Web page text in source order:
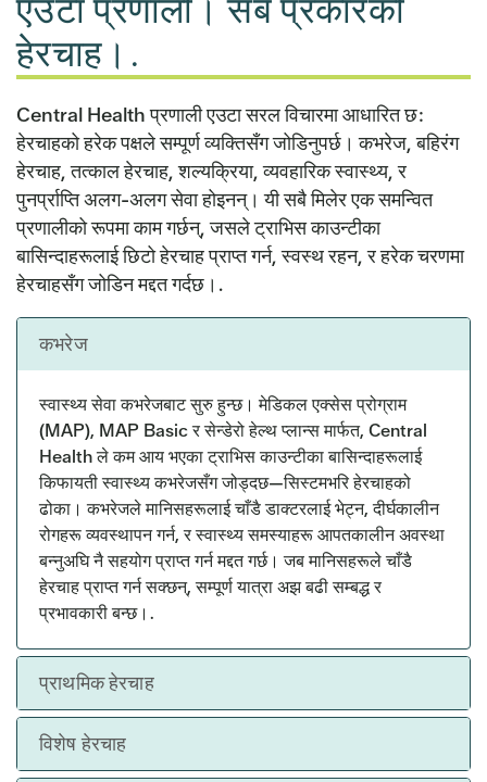
एउटा प्रणाली। सबै प्रकारको
हेरचाह।.
Central Health प्रणाली एउटा सरल विचारमा आधारित छ:
हेरचाहको हरेक पक्षले सम्पूर्ण व्यक्तिसँग जोडिनुपर्छ। कभरेज, बहिरंग
हेरचाह, तत्काल हेरचाह, शल्यक्रिया, व्यवहारिक स्वास्थ्य, र
पुनर्प्राप्ति अलग-अलग सेवा होइनन्। यी सबै मिलेर एक समन्वित
प्रणालीको रूपमा काम गर्छन्, जसले ट्राभिस काउन्टीका
बासिन्दाहरूलाई छिटो हेरचाह प्राप्त गर्न, स्वस्थ रहन, र हरेक चरणमा
हेरचाहसँग जोडिन मद्दत गर्दछ।.
कभरेज
स्वास्थ्य सेवा कभरेजबाट सुरु हुन्छ। मेडिकल एक्सेस प्रोग्राम
(MAP), MAP Basic र सेन्डेरो हेल्थ प्लान्स मार्फत, Central
Health ले कम आय भएका ट्राभिस काउन्टीका बासिन्दाहरूलाई
किफायती स्वास्थ्य कभरेजसँग जोड्दछ—सिस्टमभरि हेरचाहको
ढोका। कभरेजले मानिसहरूलाई चाँडै डाक्टरलाई भेट्न, दीर्घकालीन
रोगहरू व्यवस्थापन गर्न, र स्वास्थ्य समस्याहरू आपतकालीन अवस्था
बन्नुअघि नै सहयोग प्राप्त गर्न मद्दत गर्छ। जब मानिसहरूले चाँडै
हेरचाह प्राप्त गर्न सक्छन्, सम्पूर्ण यात्रा अझ बढी सम्बद्ध र
प्रभावकारी बन्छ।.
प्राथमिक हेरचाह
विशेष हेरचाह